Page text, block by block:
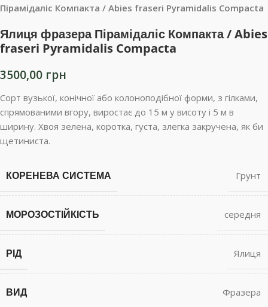
Пірамідаліс Компакта / Abies fraseri Pyramidalis Compacta
Ялиця фразера Пірамідаліс Компакта / Abies
fraseri Pyramidalis Compacta
3500,00 грн
Сорт вузької, конічної або колоноподібної форми, з гілками,
спрямованими вгору, виростає до 15 м у висоту і 5 м в
ширину. Хвоя зелена, коротка, густа, злегка закручена, як би
щетиниста.
КОРЕНЕВА СИСТЕМА Грунт
МОРОЗОСТІЙКІСТЬ середня
РІД Ялиця
ВИД Фразера